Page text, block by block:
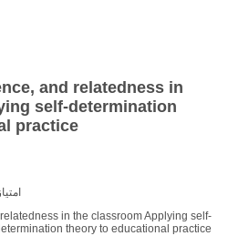
and relatedness in
self-determination
practice
امتیاز 5.00 (1 رای)
in the classroom Applying self-
theory to educational practice